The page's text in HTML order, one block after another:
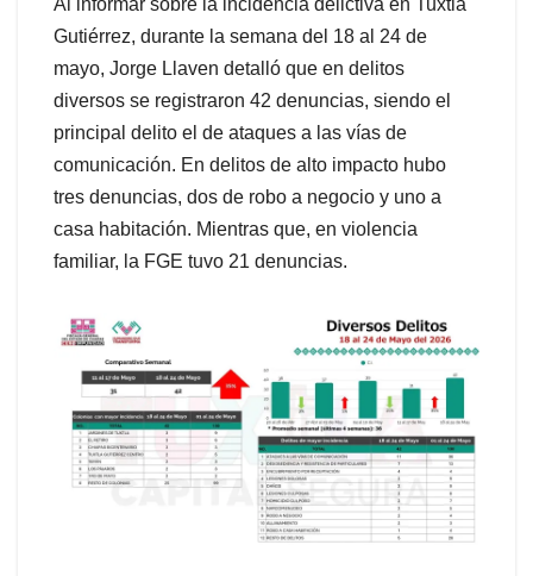
Al informar sobre la incidencia delictiva en Tuxtla
Gutiérrez, durante la semana del 18 al 24 de
mayo, Jorge Llaven detalló que en delitos
diversos se registraron 42 denuncias, siendo el
principal delito el de ataques a las vías de
comunicación. En delitos de alto impacto hubo
tres denuncias, dos de robo a negocio y uno a
casa habitación. Mientras que, en violencia
familiar, la FGE tuvo 21 denuncias.